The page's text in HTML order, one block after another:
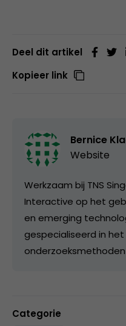
Deel dit artikel
Kopieer link
Bernice
Website
Werkzaam bij TNS
Interactive op het
en emerging
gespecialiseerd in
Categorie